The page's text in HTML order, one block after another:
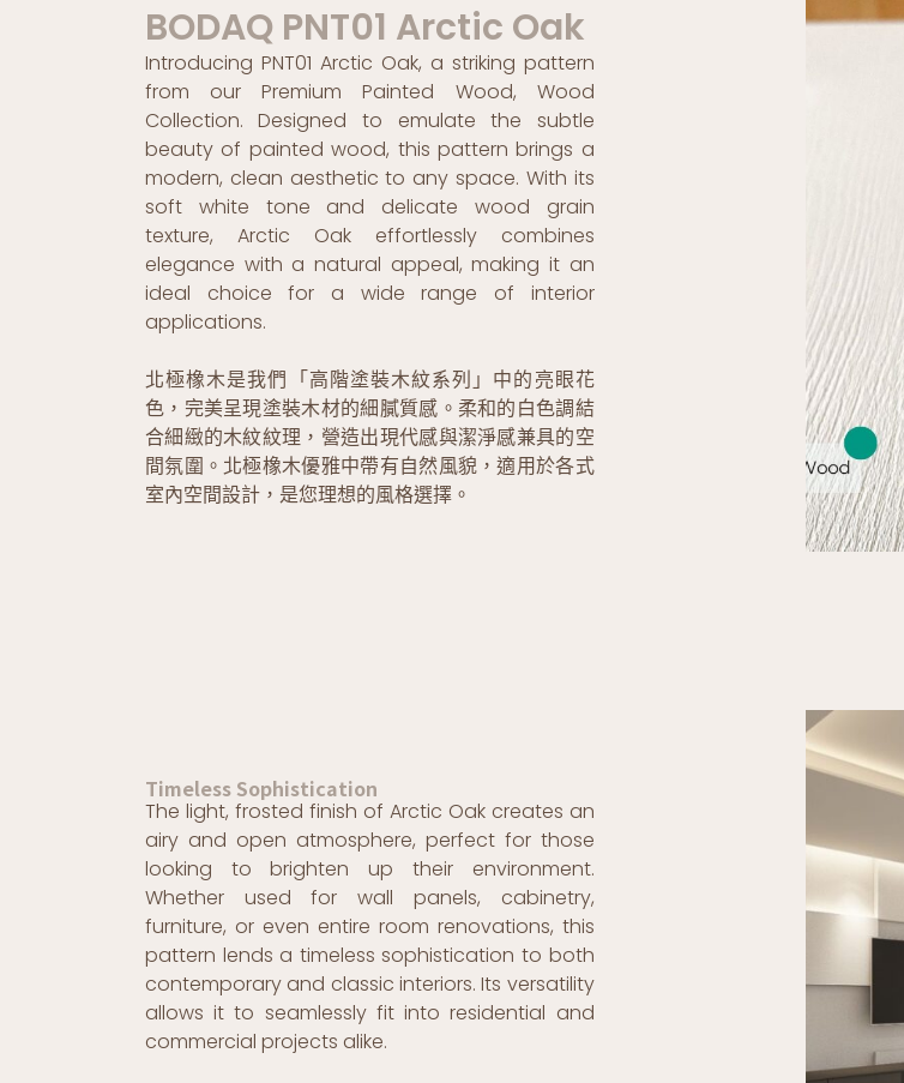
BODAQ PNT01 Arctic Oak
Introducing PNT01 Arctic Oak, a striking pattern
from our Premium Painted Wood, Wood
Collection. Designed to emulate the subtle
beauty of painted wood, this pattern brings a
modern, clean aesthetic to any space. With its
soft white tone and delicate wood grain
texture, Arctic Oak effortlessly combines
elegance with a natural appeal, making it an
ideal choice for a wide range of interior
applications.
北極橡木是我們「高階塗裝木紋系列」中的亮眼花
色，完美呈現塗裝木材的細膩質感。柔和的白色調結
合細緻的木紋紋理，營造出現代感與潔淨感兼具的空
間氛圍。北極橡木優雅中帶有自然風貌，適用於各式
室內空間設計，是您理想的風格選擇。
Timeless Sophistication
The light, frosted finish of Arctic Oak creates an
airy and open atmosphere, perfect for those
looking to brighten up their environment.
Whether used for wall panels, cabinetry,
furniture, or even entire room renovations, this
pattern lends a timeless sophistication to both
contemporary and classic interiors. Its versatility
allows it to seamlessly fit into residential and
commercial projects alike.